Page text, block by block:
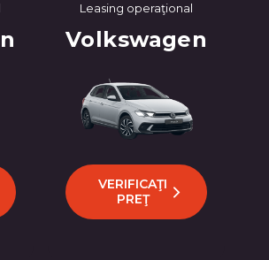
Leasing operaţional
Volkswagen
VERIFICAŢI
PREŢ